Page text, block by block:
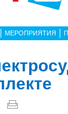
МЕРОПРИЯТИЯ